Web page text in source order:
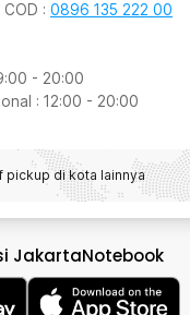
: 0896 135 222 00
- 20:00
: 12:00 - 20:00
pickup di kota lainnya
JakartaNotebook